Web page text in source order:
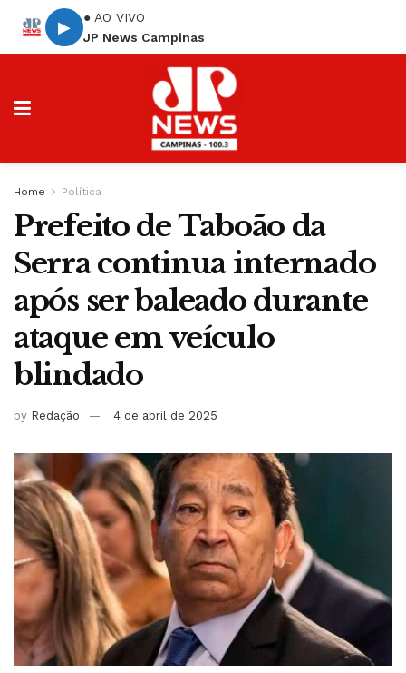
▶
● AO VIVO
JP News Campinas
Home Política
Prefeito de Taboão da
Serra continua internado
após ser baleado durante
ataque em veículo
blindado
by Redação 4 de abril de 2025